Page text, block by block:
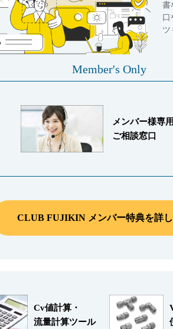
書
ツ
Member's Only
メンバー様専用
ご相談窓口
CLUB FUJIKIN メンバー特典を詳
Cv値計算・
流量計算ツール